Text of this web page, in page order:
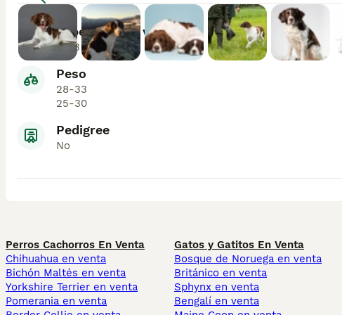
Esperanza de vida
11-13
Peso
28-33
25-30
Pedigree
No
Perros Cachorros En Venta
Chihuahua en venta
Bichón Maltés en venta
Yorkshire Terrier en venta
Pomerania en venta
Gatos y Gatitos En Venta
Bosque de Noruega en venta
Británico en venta
Sphynx en venta
Bengalí en venta